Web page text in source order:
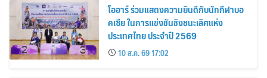
โออาร์ ร่วมแสดงความยินดีกับนักกีฬาบอ
คเซีย ในการแข่งขันชิงชนะเลิศแห่ง
ประเทศไทย ประจำปี 2569
10 ส.ค. 69 17:02